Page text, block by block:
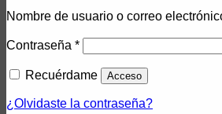
Nombre de usuario o correo
Contraseña *
Recuérdame Acceso
¿Olvidaste la contraseña?